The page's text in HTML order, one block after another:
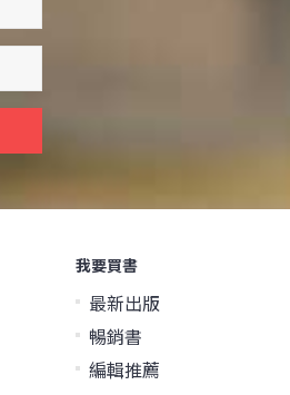
我要買書
最新出版
暢銷書
編輯推薦